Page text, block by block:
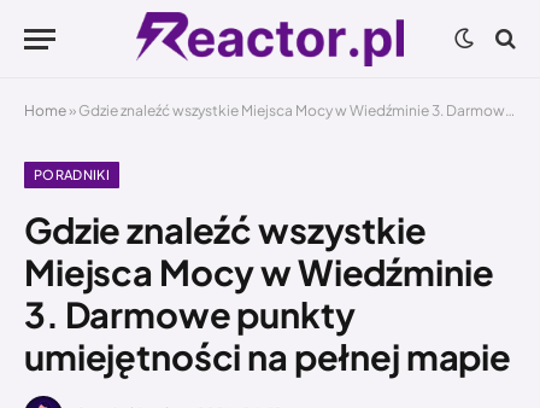
Home » Gdzie znaleźć wszystkie Miejsca Mocy w Wiedźminie 3. Darmowe punkty umiejętności na pełnej mapie
PORADNIKI
Gdzie znaleźć wszystkie
Miejsca Mocy w Wiedźminie
3. Darmowe punkty
umiejętności na pełnej mapie